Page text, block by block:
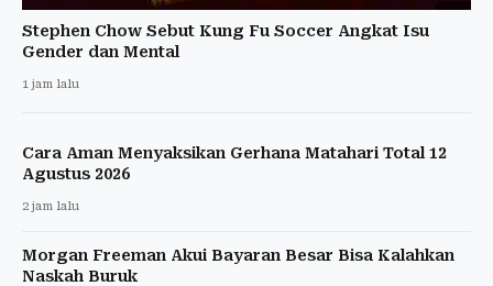
Stephen Chow Sebut Kung Fu Soccer Angkat Isu
Gender dan Mental
1 jam lalu
Cara Aman Menyaksikan Gerhana Matahari Total 12
Agustus 2026
2 jam lalu
Morgan Freeman Akui Bayaran Besar Bisa Kalahkan
Naskah Buruk